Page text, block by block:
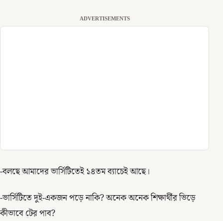
ADVERTISEMENTS
-বলছে আমাদের ভার্সিটিতেই ১৪তম ব্যাচেই আছে।
-ভার্সিটিতে দুই-একজন পড়ে নাকি? অনেক অনেক শিক্ষার্থীর ভিড়ে
কীভাবে টের পাব?